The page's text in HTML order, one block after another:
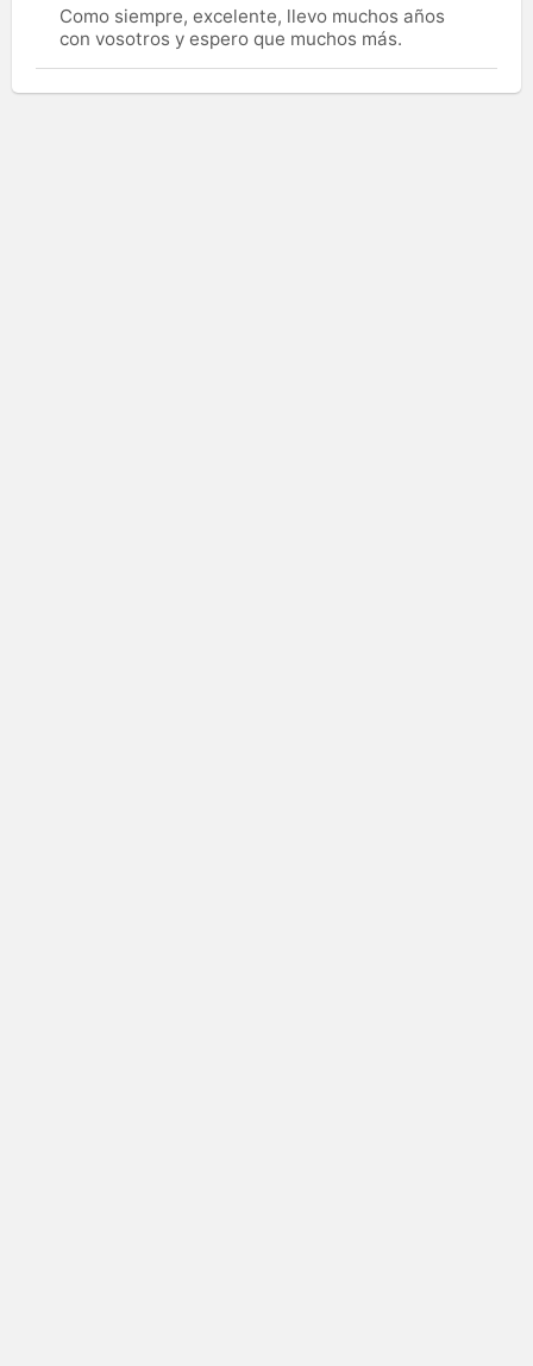
Como siempre, excelente, llevo muchos años
con vosotros y espero que muchos más.